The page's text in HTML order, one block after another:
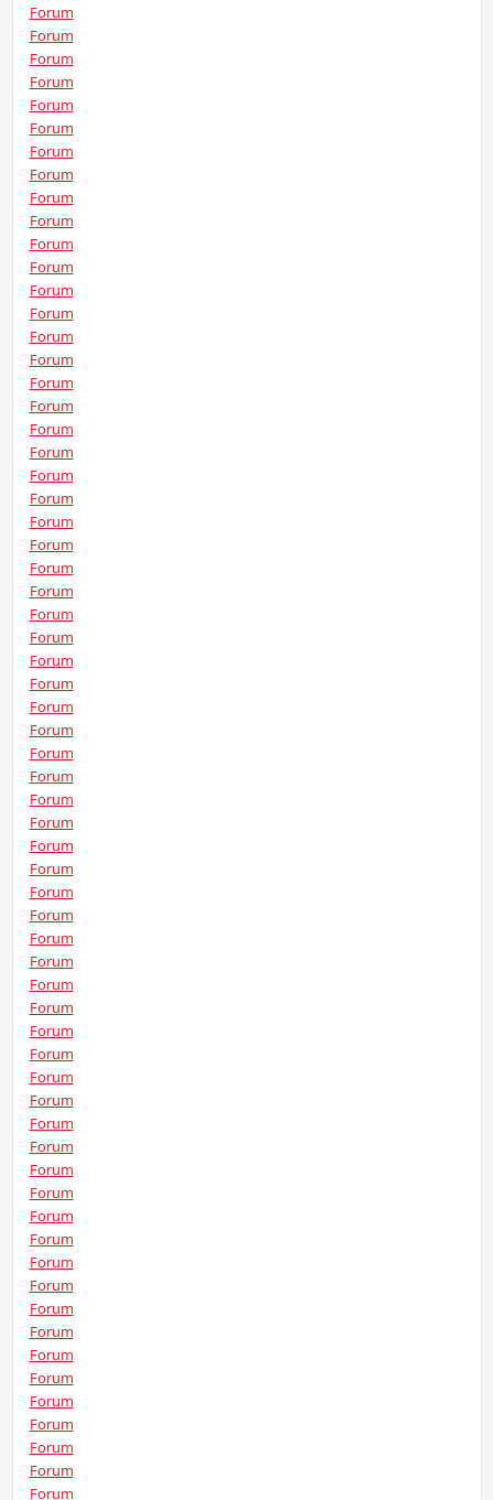
Forum
Forum
Forum
Forum
Forum
Forum
Forum
Forum
Forum
Forum
Forum
Forum
Forum
Forum
Forum
Forum
Forum
Forum
Forum
Forum
Forum
Forum
Forum
Forum
Forum
Forum
Forum
Forum
Forum
Forum
Forum
Forum
Forum
Forum
Forum
Forum
Forum
Forum
Forum
Forum
Forum
Forum
Forum
Forum
Forum
Forum
Forum
Forum
Forum
Forum
Forum
Forum
Forum
Forum
Forum
Forum
Forum
Forum
Forum
Forum
Forum
Forum
Forum
Forum
Forum